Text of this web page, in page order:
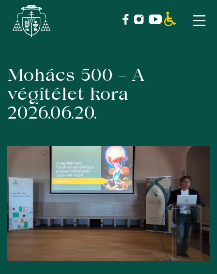
Skip
content
Mohács 500 – A
végítélet kora
2026.06.20.